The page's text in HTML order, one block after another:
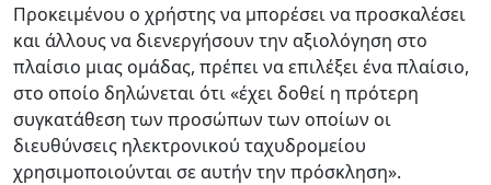
Προκειμένου ο χρήστης να μπορέσει να προσκαλέσει
και άλλους να διενεργήσουν την αξιολόγηση στο
πλαίσιο μιας ομάδας, πρέπει να επιλέξει ένα πλαίσιο,
στο οποίο δηλώνεται ότι «έχει δοθεί η πρότερη
συγκατάθεση των προσώπων των οποίων οι
διευθύνσεις ηλεκτρονικού ταχυδρομείου
χρησιμοποιούνται σε αυτήν την πρόσκληση».